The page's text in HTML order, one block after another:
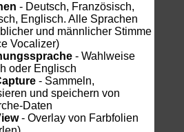
- Deutsch, Französisch,
Englisch. Alle Sprachen
und männlicher Stimme
Vocalizer)
- Wahlweise
oder Englisch
- Sammeln,
und speichern von
Daten
- Overlay von Farbfolien